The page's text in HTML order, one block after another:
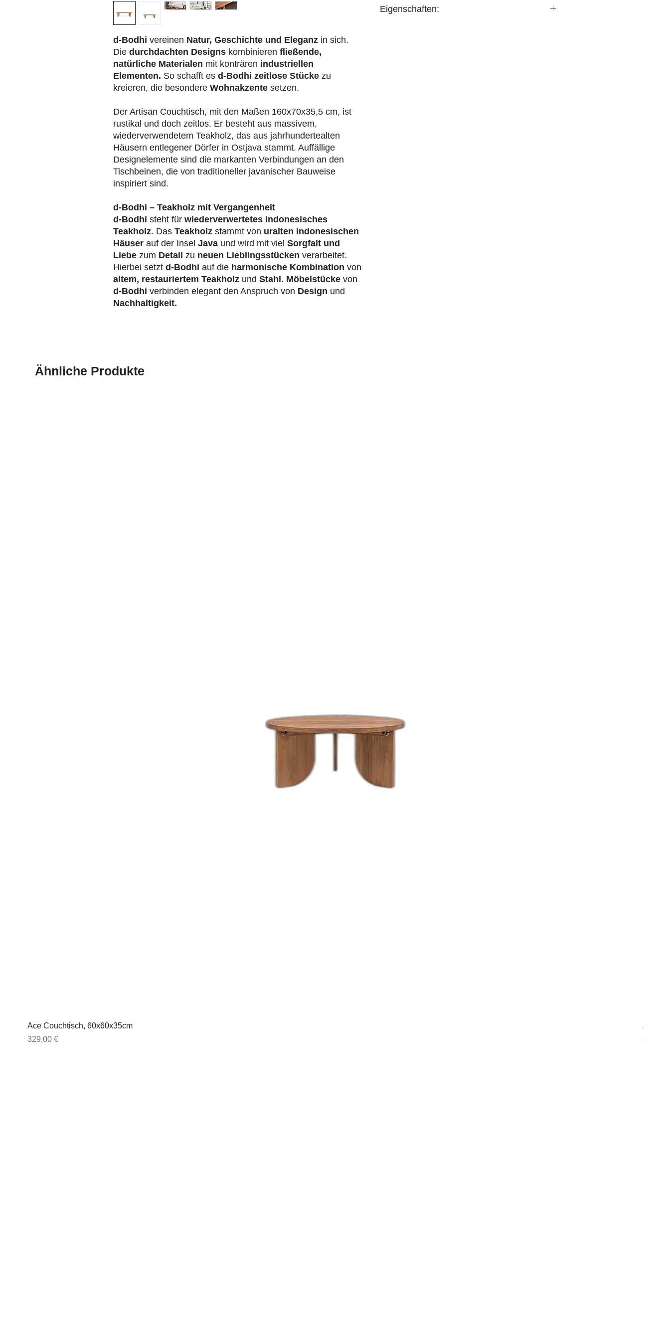
d-Bodhi vereinen Natur, Geschichte und Eleganz in sich.
Die durchdachten Designs kombinieren fließende,
natürliche Materialen mit konträren industriellen
Elementen. So schafft es d-Bodhi zeitlose Stücke zu
kreieren, die besondere Wohnakzente setzen.
Der Artisan Couchtisch, mit den Maßen 160x70x35,5 cm, ist
rustikal und doch zeitlos. Er besteht aus massivem,
wiederverwendetem Teakholz, das aus jahrhundertealten
Häusern entlegener Dörfer in Ostjava stammt. Auffällige
Designelemente sind die markanten Verbindungen an den
Tischbeinen, die von traditioneller javanischer Bauweise
inspiriert sind.
d-Bodhi – Teakholz mit Vergangenheit
d-Bodhi steht für wiederverwertetes indonesisches
Teakholz. Das Teakholz stammt von uralten indonesischen
Häuser auf der Insel Java und wird mit viel Sorgfalt und
Liebe zum Detail zu neuen Lieblingsstücken verarbeitet.
Hierbei setzt d-Bodhi auf die harmonische Kombination von
altem, restauriertem Teakholz und Stahl. Möbelstücke von
d-Bodhi verbinden elegant den Anspruch von Design und
Nachhaltigkeit.
Eigenschaften:
Ähnliche Produkte
Ace Couchtisch, 60x60x35cm
Preis
329,00 €
Ace
Preis
449,00